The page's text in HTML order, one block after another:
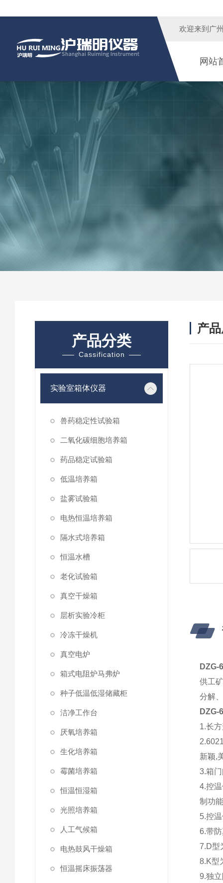
欢迎来到广
网站
产品分类
Cassification
实验室箱体仪器
兽药稳定性试验箱
二氧化碳细胞培养箱
药品稳定试验箱
低温培养箱
盐雾试验箱
电热恒温培养箱
隔水式培养箱
恒温水槽
老化试验箱
真空干燥箱
层析实验冷柜
冷冻干燥机
真空电炉
箱式电阻炉马弗炉
种子低温低湿储藏柜
洁净工作台
厌氧培养箱
生化培养箱
霉菌培养箱
恒温恒湿箱
光照培养箱
人工气候箱
电热鼓风干燥箱
恒温摇床振荡器
产
DZG-
供工
分解
DZG-
1.长
新颖,
3.箱
4.控
制功
5.控
6.带
7.D型
8.K型
9.独